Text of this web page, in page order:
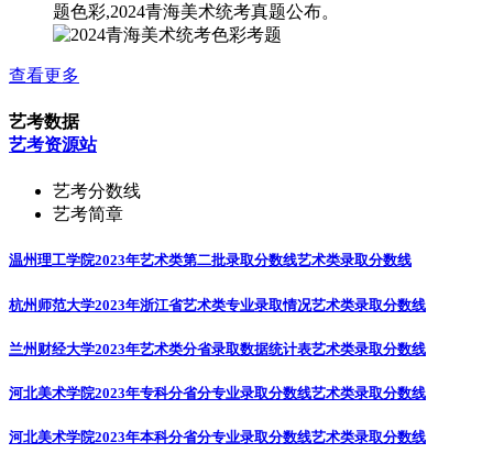
题色彩,2024青海美术统考真题公布。
查看更多
艺考数据
艺考资源站
艺考分数线
艺考简章
温州理工学院2023年艺术类第二批录取分数线艺术类录取分数线
杭州师范大学2023年浙江省艺术类专业录取情况艺术类录取分数线
兰州财经大学2023年艺术类分省录取数据统计表艺术类录取分数线
河北美术学院2023年专科分省分专业录取分数线艺术类录取分数线
河北美术学院2023年本科分省分专业录取分数线艺术类录取分数线